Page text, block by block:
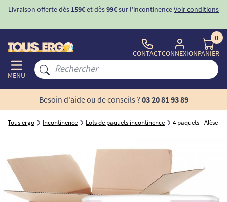
Livraison offerte dès 159€et dès99€sur l'incontinenceVoir conditions
MENU
CONTACTCONNEXION
0
PANIER
Besoin d'aide ou de conseils ? 03 20 81 93 89
Tous ergo Incontinence Lots de paquets incontinence 4 paquets - Alèse